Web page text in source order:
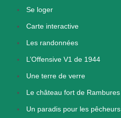
Se loger
Carte interactive
Les randonnées
L’Offensive V1 de 1944
Une terre de verre
Le château fort de Rambures
Un paradis pour les pêcheurs